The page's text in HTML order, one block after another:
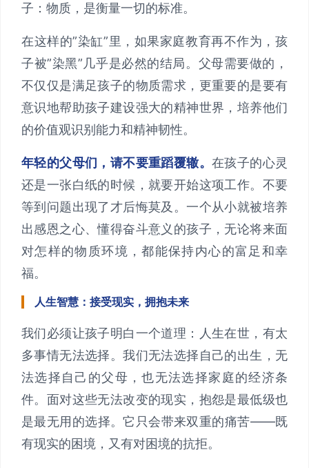
子：物质，是衡量一切的标准。
在这样的”染缸”里，如果家庭教育再不作为，孩
子被”染黑”几乎是必然的结局。父母需要做的，
不仅仅是满足孩子的物质需求，更重要的是要有
意识地帮助孩子建设强大的精神世界，培养他们
的价值观识别能力和精神韧性。
年轻的父母们，请不要重蹈覆辙。 在孩子的心灵
还是一张白纸的时候，就要开始这项工作。不要
等到问题出现了才后悔莫及。一个从小就被培养
出感恩之心、懂得奋斗意义的孩子，无论将来面
对怎样的物质环境，都能保持内心的富足和幸
福。
人生智慧：接受现实，拥抱未来
我们必须让孩子明白一个道理：人生在世，有太
多事情无法选择。我们无法选择自己的出生，无
法选择自己的父母，也无法选择家庭的经济条
件。面对这些无法改变的现实，抱怨是最低级也
是最无用的选择。它只会带来双重的痛苦——既
有现实的困境，又有对困境的抗拒。